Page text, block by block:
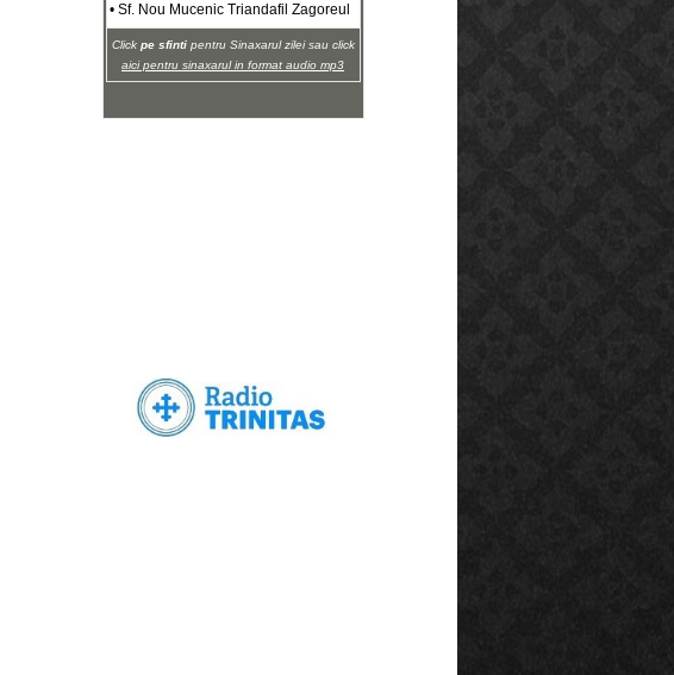
• Sf. Nou Mucenic Triandafil Zagoreul
Click pe sfintipentru Sinaxarul zilei sau click
aici pentru sinaxarul in format audio mp3